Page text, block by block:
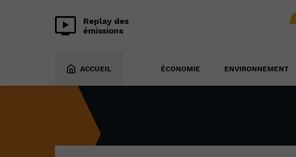
Replay des
émissions
ACCUEIL ÉCONOMIE ENVIRONNEMENT